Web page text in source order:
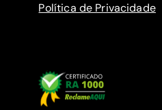
Política de Privacidade